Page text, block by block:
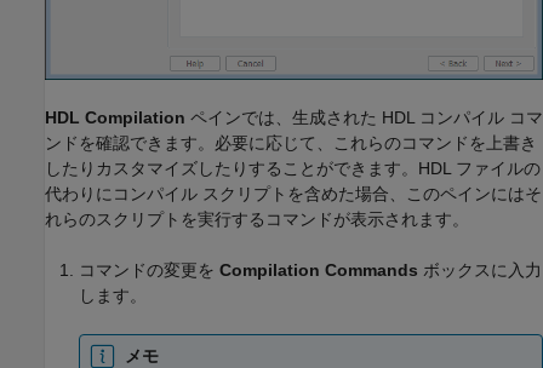
HDL Compilation ペインでは、生成された HDL コンパイル コマ
ンドを確認できます。必要に応じて、これらのコマンドを上書き
したりカスタマイズしたりすることができます。HDL ファイルの
代わりにコンパイル スクリプトを含めた場合、このペインにはそ
れらのスクリプトを実行するコマンドが表示されます。
コマンドの変更を Compilation Commands ボックスに入力
します。
メモ